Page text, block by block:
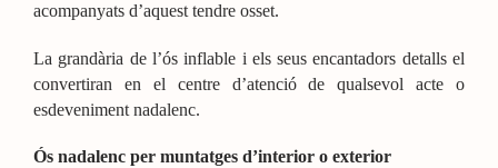
acompanyats d’aquest tendre osset.
La grandària de l’ós inflable i els seus encantadors detalls el
convertiran en el centre d’atenció de qualsevol acte o
esdeveniment nadalenc.
Ós nadalenc per muntatges d’interior o exterior